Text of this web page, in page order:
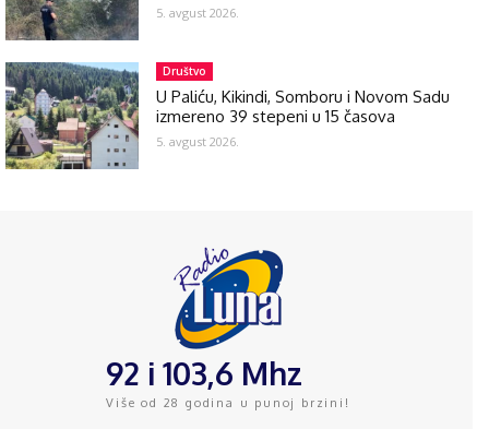
5. avgust 2026.
Društvo
U Paliću, Kikindi, Somboru i Novom Sadu
izmereno 39 stepeni u 15 časova
5. avgust 2026.
92 i 103,6 Mhz
Više od 28 godina u punoj brzini!